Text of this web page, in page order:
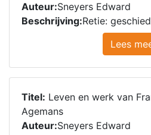
Auteur:Sneyers Edward
Beschrijving:Retie:
Lees
Titel: Leven en werk van
Agemans
Auteur:Sneyers Edward